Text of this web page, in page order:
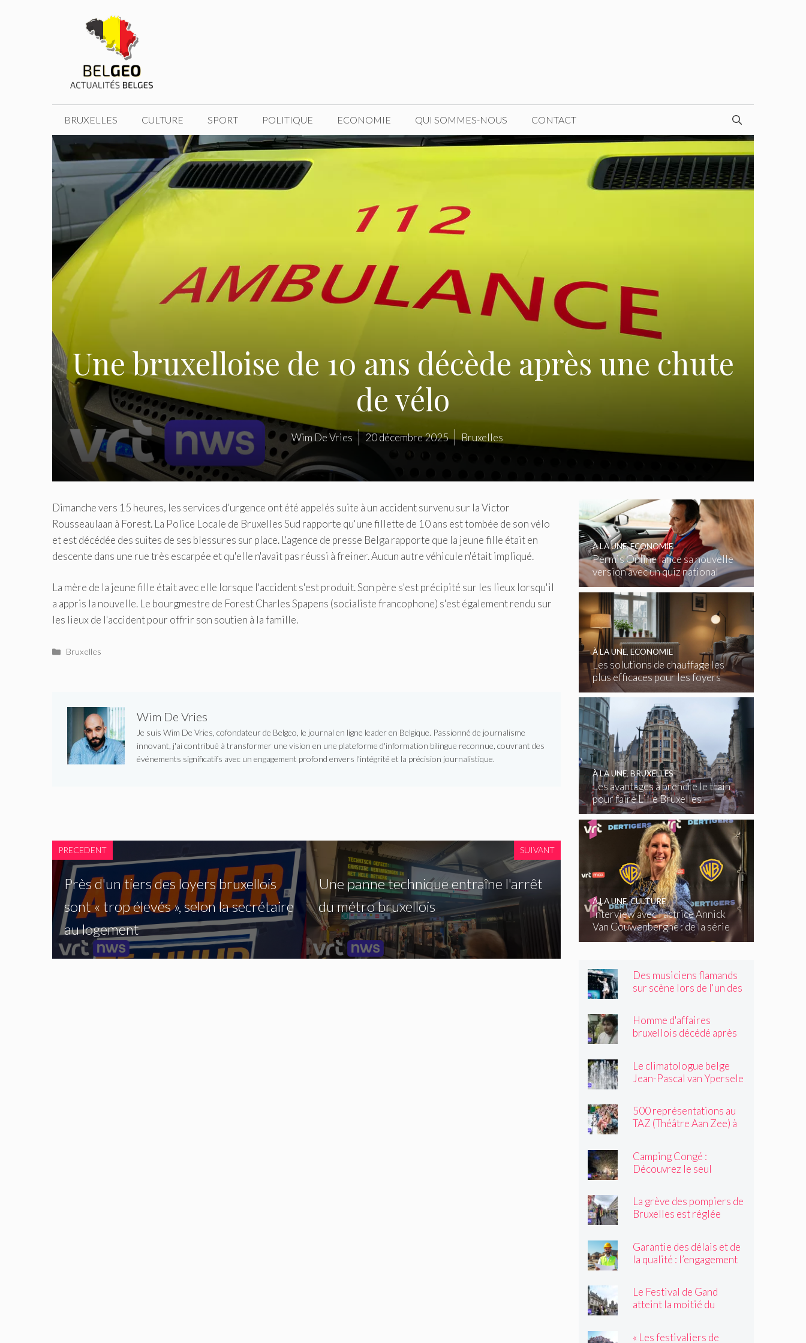
BRUXELLES CULTURE SPORT POLITIQUE ECONOMIE QUI SOMMES-NOUS CONTACT
Une bruxelloise de 10 ans décède après une chute
de vélo
Wim De Vries 20 décembre 2025 Bruxelles
Dimanche vers 15 heures, les services d'urgence ont été appelés suite à un accident survenu sur la Victor
Rousseaulaan à Forest. La Police Locale de Bruxelles Sud rapporte qu'une fillette de 10 ans est tombée de son vélo
et est décédée des suites de ses blessures sur place. L'agence de presse Belga rapporte que la jeune fille était en
descente dans une rue très escarpée et qu'elle n'avait pas réussi à freiner. Aucun autre véhicule n'était impliqué.
La mère de la jeune fille était avec elle lorsque l'accident s'est produit. Son père s'est précipité sur les lieux lorsqu'il
a appris la nouvelle. Le bourgmestre de Forest Charles Spapens (socialiste francophone) s'est également rendu sur
les lieux de l'accident pour offrir son soutien à la famille.
Catégories
Bruxelles
Wim De Vries
Je suis Wim De Vries, cofondateur de Belgeo, le journal en ligne leader en Belgique. Passionné de journalisme
innovant, j'ai contribué à transformer une vision en une plateforme d'information bilingue reconnue, couvrant des
événements significatifs avec un engagement profond envers l'intégrité et la précision journalistique.
PRECEDENT
Près d'un tiers des loyers bruxellois
sont « trop ​​élevés », selon la secrétaire
au logement
SUIVANT
Une panne technique entraîne l'arrêt
du métro bruxellois
Permis Online lance sa nouvelle
version avec un quiz national
gratuit
À LA UNE,ECONOMIE
Les solutions de chauffage les
plus efficaces pour les foyers
belges
À LA UNE, ECONOMIE
Les avantages à prendre le train
pour faire Lille Bruxelles
À LA UNE,BRUXELLES
Interview avec l’actrice Annick
Van Couwenberghe : de la série
télévisée Dertigers au court-
À LA UNE,CULTURE
Des musiciens flamands
sur scène lors de l'un des
Homme d'affaires
bruxellois décédé après
son passage, il souriait
toujours »
Le climatologue belge
Jean-Pascal van Ypersele
500 représentations au
TAZ (Théâtre Aan Zee) à
Camping Congé :
Découvrez le seul
La grève des pompiers de
Bruxelles est réglée
Garantie des délais et de
la qualité : l’engagement
Le Festival de Gand
atteint la moitié du
« Les festivaliers de